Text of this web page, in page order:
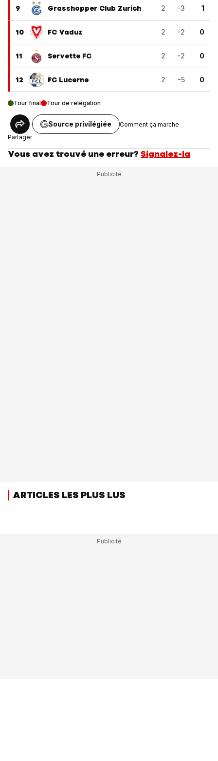
9 Grasshopper Club Zurich 2 -3 1
10 FC Vaduz 2 -2 0
11 Servette FC 2 -2 0
12 FC Lucerne 2 -5 0
Tour final Tour de relégation
Partager
Source privilégiée Comment ça marche
Vous avez trouvé une erreur? Signalez-la
ARTICLES LES PLUS LUS